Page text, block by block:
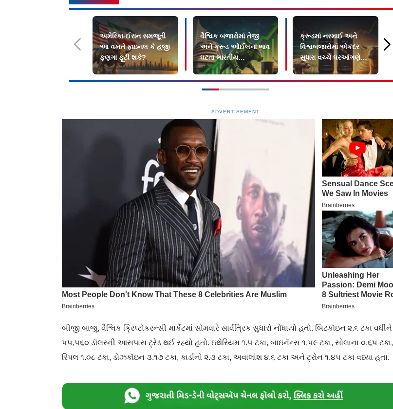
અમેરિકા-ઈરાન સમજૂતી
આ વખતે ફાઇનલ કે હજી
ફણગા ફૂટી શકે?
વૈશ્વિક બજારોમાં તેજી
અને ક્રૂડ ઓઈલના ભાવ
ઘટતા ભારતીય
શેરબજારમાં જોરદાર
ઉછાળો
ક્રૂડમાં નરમાઈ અને
વિશ્વબજારોમાં એકંદર
સુધારા વચ્ચે ઘરઆંગણે
બજાર નરમ
ADVERTISEMENT
બીજી બાજુ, વૈશ્વિક ક્રિપ્ટોકરન્સી માર્કેટમાં સોમવારે સાર્વત્રિક સુધારો નોંધાયો હતો. બિટકૉઇન ૨.૬ ટકા વધીને
૫૫,૫૬૦ ડૉલરની આસપાસ ટ્રેડ થઈ રહ્યો હતો. ઇથેરિયમ ૧.૫ ટકા, બાઇનૅન્સ ૧.૫૯ ટકા, સોલાના ૦.૬૫ ટકા,
રિપલ ૧.૦૮ ટકા, ડોઝકૉઇન ૩.૧૭ ટકા, કાર્ડાનો ૨.૩ ટકા, અવાલાંશ ૪.૬ ટકા અને ટ્રોન ૧.૪૫ ટકા વધ્યા હતા.